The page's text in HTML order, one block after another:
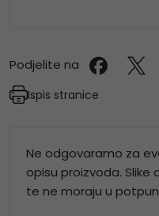
Podjelite na
Ispis stranice
Ne odgovaramo za
opisu proizvoda. Slike
te ne moraju u